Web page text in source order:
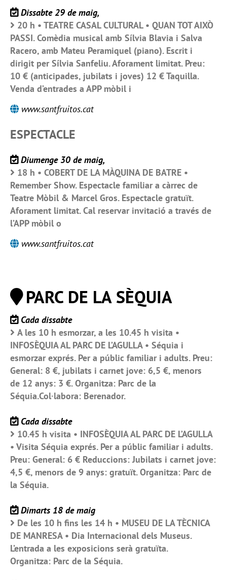
Dissabte 29 de maig,
20 h • TEATRE CASAL CULTURAL • QUAN TOT AIXÒ
PASSI. Comèdia musical amb Sílvia Blavia i Salva
Racero, amb Mateu Peramiquel (piano). Escrit i
dirigit per Sílvia Sanfeliu. Aforament limitat. Preu:
10 € (anticipades, jubilats i joves) 12 € Taquilla.
Venda d’entrades a APP mòbil i
www.santfruitos.cat
ESPECTACLE
Diumenge 30 de maig,
18 h • COBERT DE LA MÀQUINA DE BATRE •
Remember Show. Espectacle familiar a càrrec de
Teatre Mòbil & Marcel Gros. Espectacle gratuït.
Aforament limitat. Cal reservar invitació a través de
l’APP mòbil o
www.santfruitos.cat
PARC DE LA SÈQUIA
Cada dissabte
A les 10 h esmorzar, a les 10.45 h visita •
INFOSÈQUIA AL PARC DE L’AGULLA • Séquia i
esmorzar exprés. Per a públic familiar i adults. Preu:
General: 8 €, jubilats i carnet jove: 6,5 €, menors
de 12 anys: 3 €. Organitza: Parc de la
Séquia.Col·labora: Berenador.
Cada dissabte
10.45 h visita • INFOSÈQUIA AL PARC DE L’AGULLA
• Visita Séquia exprés. Per a públic familiar i adults.
Preu: General: 6 € Reduccions: Jubilats i carnet jove:
4,5 €, menors de 9 anys: gratuït. Organitza: Parc de
la Séquia.
Dimarts 18 de maig
De les 10 h fins les 14 h • MUSEU DE LA TÈCNICA
DE MANRESA • Dia Internacional dels Museus.
L’entrada a les exposicions serà gratuïta.
Organitza: Parc de la Séquia.